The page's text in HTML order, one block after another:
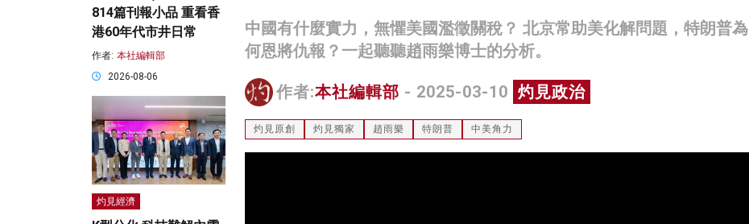
中國有什麼實力，無懼美國濫徵關稅？ 北京常助美化解問題，特朗普為
何恩將仇報？一起聽聽趙雨樂博士的分析。
作者:本社編輯部 - 2025-03-10 灼見政治
灼見原創 灼見獨家 趙雨樂 特朗普 中美角力
814篇刊報小品 重看香
港60年代市井日常
作者: 本社編輯部
2026-08-06
灼見經濟